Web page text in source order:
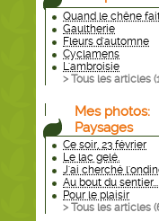
Quand le chêne
Gaultherie
Fleurs d'automne
Cyclamens
L'ambroisie
> Tous les articles (
Mes photos:
Paysages
Ce soir, 23 février
Le lac gelé.
J'ai cherché
Au bout du sentier...
Pour le plaisir
> Tous les articles (